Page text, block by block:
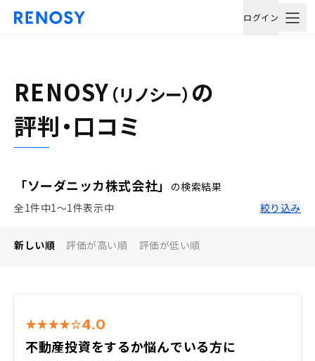
ログイン
RENOSY （リノシー） の
評判・口コミ
「ソーダニッカ株式会社」
の検索結果
全1件中1〜1件表示中
絞り込み
新しい順 評価が高い順 評価が低い順
4.0
不動産投資をするか悩んでいる方に